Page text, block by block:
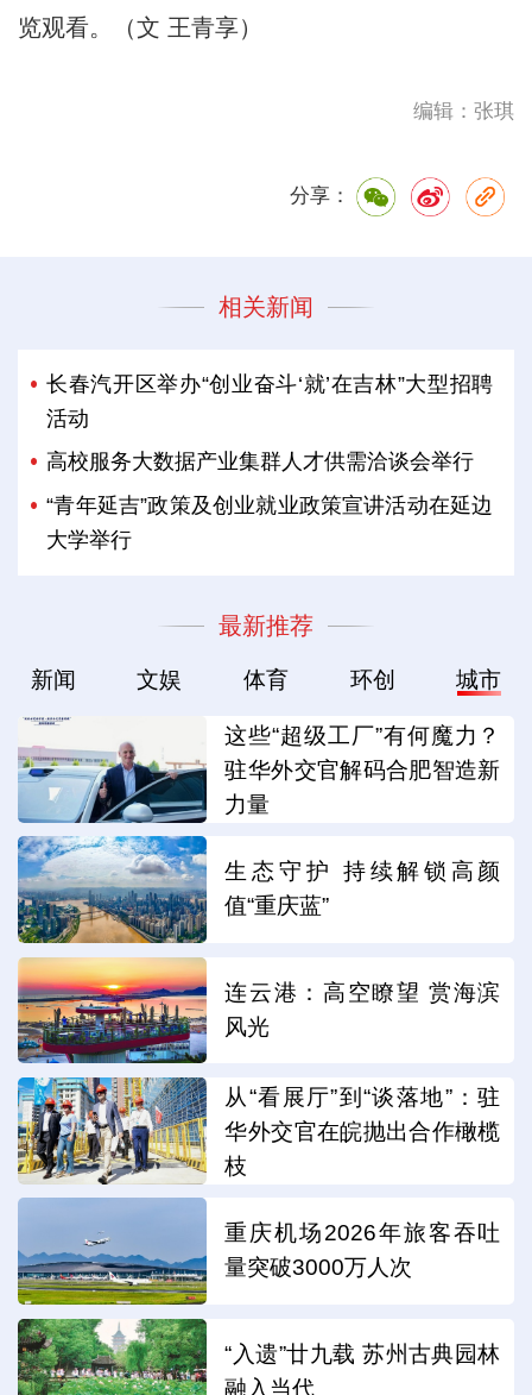
览观看。（文 王青享）
编辑：张琪
分享：
相关新闻
长春汽开区举办“创业奋斗‘就’在吉林”大型招聘
活动
高校服务大数据产业集群人才供需洽谈会举行
“青年延吉”政策及创业就业政策宣讲活动在延边
大学举行
最新推荐
新闻 文娱 体育 环创 城市
这些“超级工厂”有何魔力？
驻华外交官解码合肥智造新
力量
生态守护 持续解锁高颜
值“重庆蓝”
连云港：高空瞭望 赏海滨
风光
从“看展厅”到“谈落地”：驻
华外交官在皖抛出合作橄榄
枝
重庆机场2026年旅客吞吐
量突破3000万人次
“入遗”廿九载 苏州古典园林
融入当代